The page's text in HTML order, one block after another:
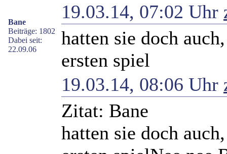
Bane
Beiträge: 1802
Dabei seit:
22.09.06
19.03.14, 07:02 Uhr
hatten sie doch
ersten spiel
19.03.14, 08:06 Uhr
Zitat: Bane
hatten sie doch